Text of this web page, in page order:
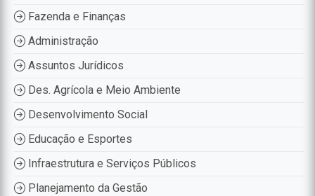
Fazenda e Finanças
Administração
Assuntos Jurídicos
Des. Agrícola e Meio Ambiente
Desenvolvimento Social
Educação e Esportes
Infraestrutura e Serviços Públicos
Planejamento da Gestão